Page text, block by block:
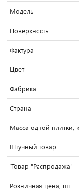
Модель
Поверхность
Фактура
Цвет
Фабрика
Страна
Масса одной плитки,
Штучный товар
`Товар "Распродажа"
Розничная цена, шт